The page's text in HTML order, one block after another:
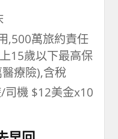
,500萬旅約責任
15歲以下最高保
療險),含稅
司機 $12美金x10